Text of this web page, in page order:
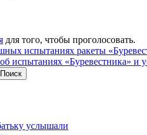
для того, чтобы проголосовать.
испытаниях ракеты
испытаниях «Буревестника» и
услышали